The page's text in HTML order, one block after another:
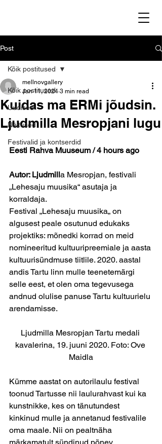
Post
Kõik postitused
Uudised
Näitused
Festivalid ja kontserdid
Kõik postitused
Kuidas ma ERMi jõudsin.
Ljudmilla Mesropjani lugu
mellnovgallery
Jan 11, 2024 3 min read
Eesti Rahva Muuseum / 4 hours ago
Autor: Ljudmilla Mesropjan, festivali
„Lehesaju muusika“ asutaja ja
korraldaja.
Festival „Lehesaju muusika„ on
algusest peale osutunud edukaks
projektiks: mõnedki korrad on meid
nomineeritud kultuuripreemiale ja aasta
kultuurisündmuse tiitlile. 2020. aastal
andis Tartu linn mulle teenetemärgi
selle eest, et olen oma tegevusega
andnud olulise panuse Tartu kultuurielu
arendamisse.
Ljudmilla Mesropjan Tartu medali
kavalerina, 19. juuni 2020. Foto: Ove
Maidla
Kümme aastat on autorilaulu festival
toonud Tartusse nii laulurahvast kui ka
kunstnikke, kes on tänutundest
kinkinud mulle ja annetanud festivalile
oma maale. Nii on pealtnäha